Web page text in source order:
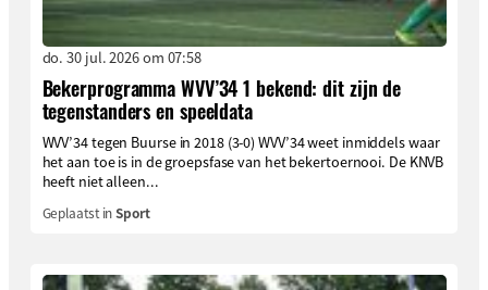
do. 30 jul. 2026 om 07:58
Bekerprogramma WVV’34 1 bekend: dit zijn de
tegenstanders en speeldata
WVV’34 tegen Buurse in 2018 (3-0) WVV’34 weet inmiddels waar
het aan toe is in de groepsfase van het bekertoernooi. De KNVB
heeft niet alleen...
Geplaatst inSport